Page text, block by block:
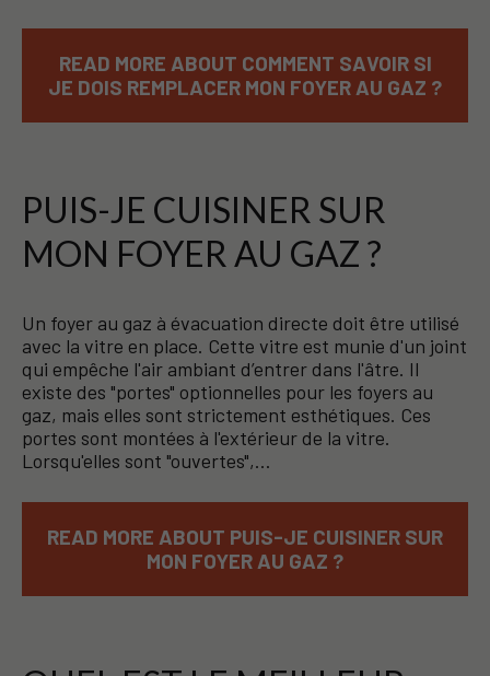
READ MORE ABOUT COMMENT SAVOIR SI
JE DOIS REMPLACER MON FOYER AU GAZ ?
PUIS-JE CUISINER SUR
MON FOYER AU GAZ ?
Un foyer au gaz à évacuation directe doit être utilisé
avec la vitre en place. Cette vitre est munie d'un joint
qui empêche l'air ambiant d’entrer dans l'âtre. Il
existe des "portes" optionnelles pour les foyers au
gaz, mais elles sont strictement esthétiques. Ces
portes sont montées à l'extérieur de la vitre.
Lorsqu'elles sont "ouvertes",…
READ MORE ABOUT PUIS-JE CUISINER SUR
MON FOYER AU GAZ ?